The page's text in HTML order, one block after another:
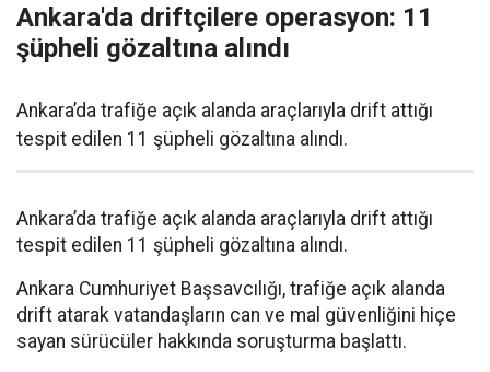
Ankara'da driftçilere operasyon: 11
şüpheli gözaltına alındı
Ankara’da trafiğe açık alanda araçlarıyla drift attığı
tespit edilen 11 şüpheli gözaltına alındı.
Ankara’da trafiğe açık alanda araçlarıyla drift attığı
tespit edilen 11 şüpheli gözaltına alındı.
Ankara Cumhuriyet Başsavcılığı, trafiğe açık alanda
drift atarak vatandaşların can ve mal güvenliğini hiçe
sayan sürücüler hakkında soruşturma başlattı.